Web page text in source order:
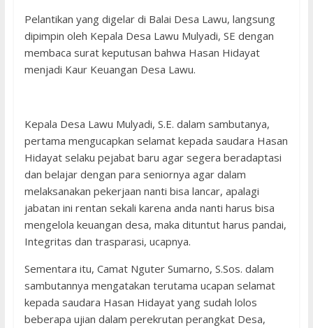
Pelantikan yang digelar di Balai Desa Lawu, langsung
dipimpin oleh Kepala Desa Lawu Mulyadi, SE dengan
membaca surat keputusan bahwa Hasan Hidayat
menjadi Kaur Keuangan Desa Lawu.
Kepala Desa Lawu Mulyadi, S.E. dalam sambutanya,
pertama mengucapkan selamat kepada saudara Hasan
Hidayat selaku pejabat baru agar segera beradaptasi
dan belajar dengan para seniornya agar dalam
melaksanakan pekerjaan nanti bisa lancar, apalagi
jabatan ini rentan sekali karena anda nanti harus bisa
mengelola keuangan desa, maka dituntut harus pandai,
Integritas dan trasparasi, ucapnya.
Sementara itu, Camat Nguter Sumarno, S.Sos. dalam
sambutannya mengatakan terutama ucapan selamat
kepada saudara Hasan Hidayat yang sudah lolos
beberapa ujian dalam perekrutan perangkat Desa,